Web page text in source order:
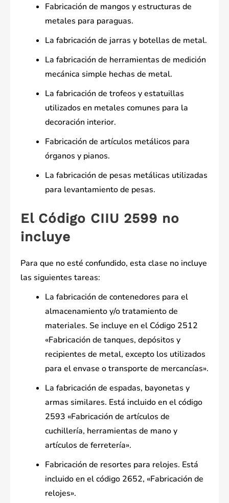
Fabricación de mangos y estructuras de
metales para paraguas.
La fabricación de jarras y botellas de metal.
La fabricación de herramientas de medición
mecánica simple hechas de metal.
La fabricación de trofeos y estatuillas
utilizados en metales comunes para la
decoración interior.
Fabricación de artículos metálicos para
órganos y pianos.
La fabricación de pesas metálicas utilizadas
para levantamiento de pesas.
El Código CIIU 2599 no
incluye
Para que no esté confundido, esta clase no incluye
las siguientes tareas:
La fabricación de contenedores para el
almacenamiento y/o tratamiento de
materiales. Se incluye en el Código 2512
«Fabricación de tanques, depósitos y
recipientes de metal, excepto los utilizados
para el envase o transporte de mercancías».
La fabricación de espadas, bayonetas y
armas similares. Está incluido en el código
2593 «Fabricación de artículos de
cuchillería, herramientas de mano y
artículos de ferretería».
Fabricación de resortes para relojes. Está
incluido en el código 2652, «Fabricación de
relojes».